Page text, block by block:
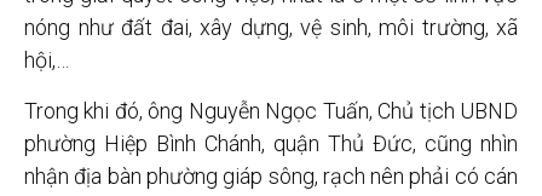
nóng như đất đai, xây dựng, vệ sinh, môi trường, xã
hội,…
Trong khi đó, ông Nguyễn Ngọc Tuấn, Chủ tịch UBND
phường Hiệp Bình Chánh, quận Thủ Đức, cũng nhìn
nhận địa bàn phường giáp sông, rạch nên phải có cán